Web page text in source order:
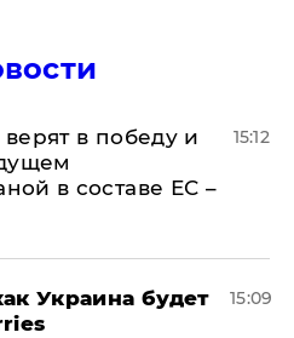
в победу и
в составе ЕС –
15:12
Украина будет
15:09